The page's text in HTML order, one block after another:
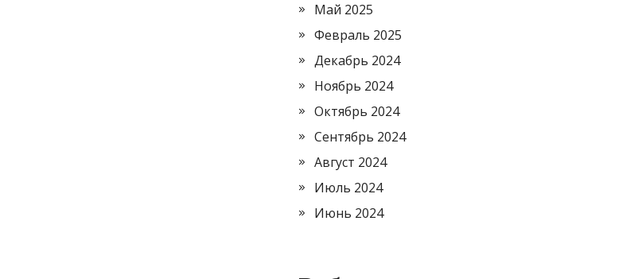
Май 2025
Февраль 2025
Декабрь 2024
Ноябрь 2024
Октябрь 2024
Сентябрь 2024
Август 2024
Июль 2024
Июнь 2024